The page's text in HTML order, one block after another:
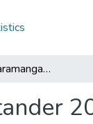
Presupuesto Bucaramanga Santander 2012: P Bucaramanga de Santander 2012